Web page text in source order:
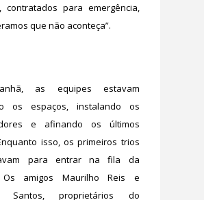
contratados para emergência,
que não aconteça”.
as equipes estavam
os espaços, instalando os
e afinando os últimos
isso, os primeiros trios
para entrar na fila da
Os amigos Maurilho Reis e
Santos, proprietários do